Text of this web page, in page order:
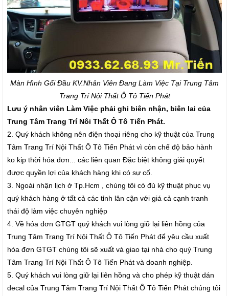
Màn Hình Gối Đầu KV.Nhân Viên Đang Làm Việc Tại Trung Tâm
Trang Trí Nội Thất Ô Tô Tiến Phát
Lưu ý nhân viên Làm Việc phải ghi biên nhận, biên lai của
Trung Tâm Trang Trí Nôi Thất Ô Tô Tiến Phát.
2. Quý khách không nên điện thoại riêng cho kỹ thuật của Trung
Tâm Trang Trí Nội Thất Ô Tô Tiến Phát vì còn chế độ bảo hành
ko kịp thời hóa đơn... các liên quan Đặc biệt không giải quyết
được quyền lợi của khách hàng khi có sự cố.
3. Ngoài nhận lịch ở Tp.Hcm , chúng tôi có đủ kỹ thuật phục vụ
quý khách hàng ở tất cả các tỉnh lân cận với giá cả cạnh tranh
thái độ làm việc chuyên nghiệp
4. Về hóa đơn GTGT quý khách vui lòng giữ lại liên hồng của
Trung Tâm Trang Trí Nội Thất Ô Tô Tiến Phát để yêu cầu xuất
hóa đơn GTGT chúng tôi sẽ xuất và giao tại nhà cho quý Trung
Tâm Trang Trí Nội Thất Ô Tô Tiến Phát và doanh nghiệp.
5. Quý khách vui lòng giữ lại liên hồng và cho phép kỹ thuật dán
decal của Trung Tâm Trang Trí Nội Thất Ô Tô Tiến Phát chúng tôi